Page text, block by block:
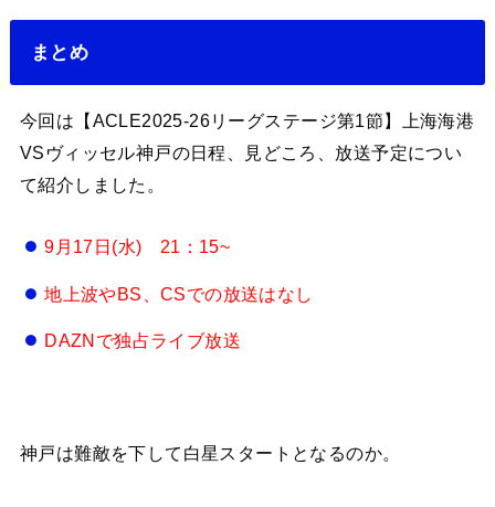
まとめ
今回は【ACLE2025-26リーグステージ第1節】上海海港
VSヴィッセル神戸の日程、見どころ、放送予定につい
て紹介しました。
9月17日(水) 21：15~
地上波やBS、CSでの放送はなし
DAZNで独占ライブ放送
神戸は難敵を下して白星スタートとなるのか。